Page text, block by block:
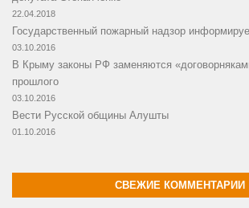
22.04.2018
Государственный пожарный надзор
03.10.2016
В Крыму законы РФ заменяются
прошлого
03.10.2016
Вести Русской общины Алушты
01.10.2016
СВЕЖИЕ КОММЕНТАРИИ